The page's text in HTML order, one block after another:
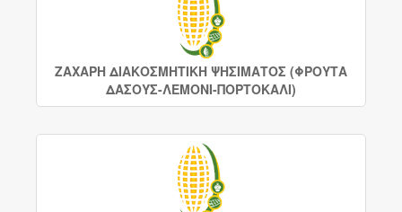
ΖΑΧΑΡΗ ΔΙΑΚΟΣΜΗΤΙΚΗ ΨΗΣΙΜΑΤΟΣ (ΦΡΟΥΤΑ
ΔΑΣΟΥΣ-ΛΕΜΟΝΙ-ΠΟΡΤΟΚΑΛΙ)